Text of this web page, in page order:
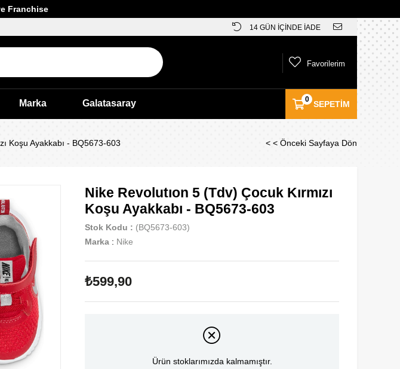
Franchise
14 GÜN İÇİNDE İADE
SEPETIM
0
Favorilerim
Marka Galatasaray
Koşu Ayakkabı - BQ5673-603 < < Önceki Sayfaya Dön
Nike Revolutıon 5 (Tdv) Çocuk Kırmızı
Koşu Ayakkabı - BQ5673-603
Stok Kodu
(BQ5673-603)
Marka : Nike
₺599,90
Ürün stoklarımızda kalmamıştır.